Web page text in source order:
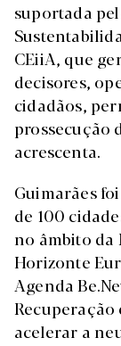
suportada
CEiiA, que
decisores,
cidadãos,
prossecução
acrescenta.
Guimarães
de 100
no âmbito da
Horizonte
Agenda
Recuperação
acelerar a